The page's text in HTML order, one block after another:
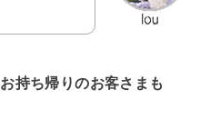
お持ち帰りのお客さまも